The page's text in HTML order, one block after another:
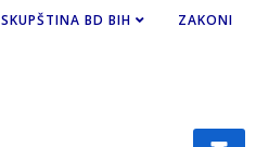
SKUPŠTINA BD BIH ZAKONI